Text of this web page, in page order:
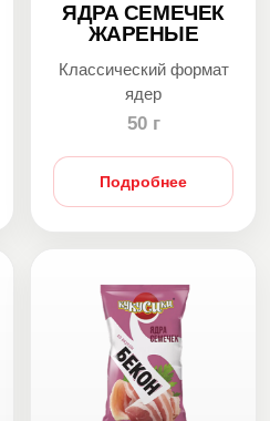
ЯДРА СЕМЕЧЕК
ЖАРЕНЫЕ
Классический формат
ядер
50 г
Подробнее